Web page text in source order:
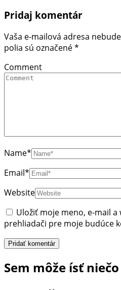
Pridaj komentár
Vaša e-mailová adresa
polia sú označené*
Comment
Name*
Email*
Website
Uložiť moje meno, e-mail
prehliadači pre moje budúce
Sem môže ísť niečo